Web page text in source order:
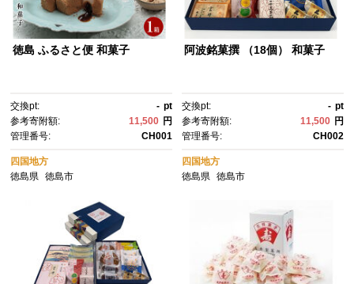
徳島 ふるさと便 和菓子
交換pt: - pt
参考寄附額:
11,500 円
管理番号:
CH001
四国地方
徳島県
徳島市
阿波銘菓撰 （18個） 和菓子
交換pt: - pt
参考寄附額:
11,500 円
管理番号:
CH002
四国地方
徳島県 徳島市